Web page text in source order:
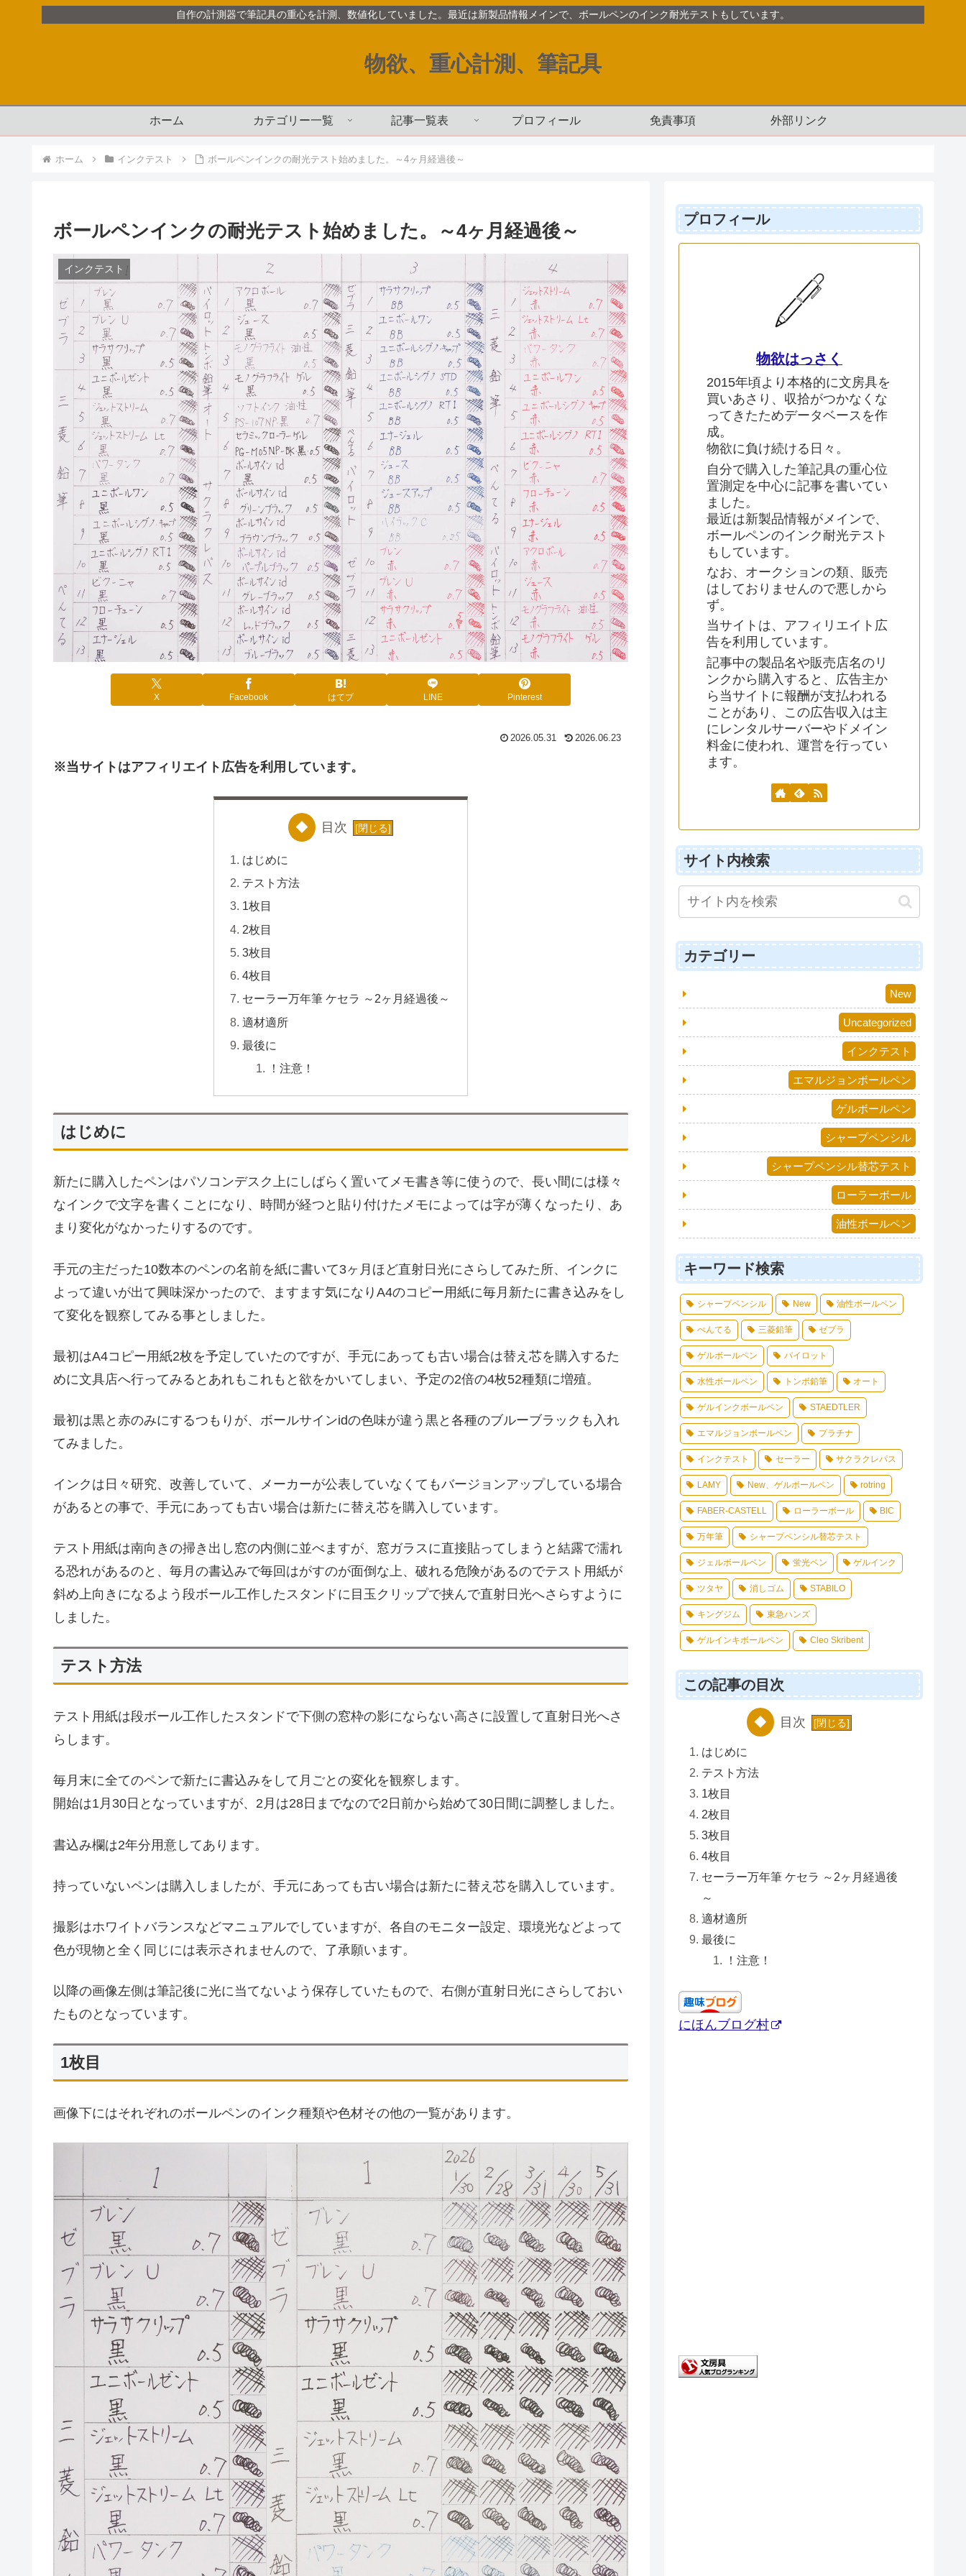
自作の計測器で筆記具の重心を計測、数値化していました。最近は新製品情報メインで、ボールペンのインク耐光テストもしています。
物欲、重心計測、筆記具
ホーム カテゴリー一覧 記事一覧表 プロフィール 免責事項 外部リンク
ホーム インクテスト ボールペンインクの耐光テスト始めました。～4ヶ月経過後～
ボールペンインクの耐光テスト始めました。～4ヶ月経過後～
インクテスト
X Facebook はてブ LINE Pinterest
2026.05.31 2026.06.23
※当サイトはアフィリエイト広告を利用しています。
目次
はじめに
テスト方法
1枚目
2枚目
3枚目
4枚目
セーラー万年筆 ケセラ ～2ヶ月経過後～
適材適所
最後に
！注意！
はじめに
新たに購入したペンはパソコンデスク上にしばらく置いてメモ書き等に使うので、長い間には様々
なインクで文字を書くことになり、時間が経つと貼り付けたメモによっては字が薄くなったり、あ
まり変化がなかったりするのです。
手元の主だった10数本のペンの名前を紙に書いて3ヶ月ほど直射日光にさらしてみた所、インクに
よって違いが出て興味深かったので、ますます気になりA4のコピー用紙に毎月新たに書き込みをし
て変化を観察してみる事としました。
最初はA4コピー用紙2枚を予定していたのですが、手元にあっても古い場合は替え芯を購入するた
めに文具店へ行ってみるとあれもこれもと欲をかいてしまい、予定の2倍の4枚52種類に増殖。
最初は黒と赤のみにするつもりが、ボールサインidの色味が違う黒と各種のブルーブラックも入れ
てみました。
インクは日々研究、改善していて、メーカーが公表していなくてもバージョンアップしている場合
があるとの事で、手元にあっても古い場合は新たに替え芯を購入しています。
テスト用紙は南向きの掃き出し窓の内側に並べますが、窓ガラスに直接貼ってしまうと結露で濡れ
る恐れがあるのと、毎月の書込みで毎回はがすのが面倒な上、破れる危険があるのでテスト用紙が
斜め上向きになるよう段ボール工作したスタンドに目玉クリップで挟んで直射日光へさらすように
しました。
テスト方法
テスト用紙は段ボール工作したスタンドで下側の窓枠の影にならない高さに設置して直射日光へさ
らします。
毎月末に全てのペンで新たに書込みをして月ごとの変化を観察します。
開始は1月30日となっていますが、2月は28日までなので2日前から始めて30日間に調整しました。
書込み欄は2年分用意してあります。
持っていないペンは購入しましたが、手元にあっても古い場合は新たに替え芯を購入しています。
撮影はホワイトバランスなどマニュアルでしていますが、各自のモニター設定、環境光などよって
色が現物と全く同じには表示されませんので、了承願います。
以降の画像左側は筆記後に光に当てないよう保存していたもので、右側が直射日光にさらしておい
たものとなっています。
1枚目
画像下にはそれぞれのボールペンのインク種類や色材その他の一覧があります。
プロフィール
物欲はっさく
2015年頃より本格的に文房具を
買いあさり、収拾がつかなくな
ってきたためデータベースを作
成。
物欲に負け続ける日々。
自分で購入した筆記具の重心位
置測定を中心に記事を書いてい
ました。
最近は新製品情報がメインで、
ボールペンのインク耐光テスト
もしています。
なお、オークションの類、販売
はしておりませんので悪しから
ず。
当サイトは、アフィリエイト広
告を利用しています。
記事中の製品名や販売店名のリ
ンクから購入すると、広告主か
ら当サイトに報酬が支払われる
ことがあり、この広告収入は主
にレンタルサーバーやドメイン
料金に使われ、運営を行ってい
ます。
サイト内検索
カテゴリー
New
Uncategorized
インクテスト
エマルジョンボールペン
ゲルボールペン
シャープペンシル
シャープペンシル替芯テスト
ローラーボール
油性ボールペン
キーワード検索
シャープペンシル New 油性ボールペン
ぺんてる 三菱鉛筆 ゼブラ
ゲルボールペン パイロット
水性ボールペン トンボ鉛筆 オート
ゲルインクボールペン STAEDTLER
エマルジョンボールペン プラチナ
インクテスト セーラー サクラクレパス
LAMY New、ゲルボールペン rotring
FABER-CASTELL ローラーボール BIC
万年筆 シャープペンシル替芯テスト
ジェルボールペン 蛍光ペン ゲルインク
ツタヤ 消しゴム STABILO
キングジム 東急ハンズ
ゲルインキボールペン Cleo Skribent
この記事の目次
目次
はじめに
テスト方法
1枚目
2枚目
3枚目
4枚目
セーラー万年筆 ケセラ ～2ヶ月経過後
～
適材適所
最後に
！注意！
にほんブログ村